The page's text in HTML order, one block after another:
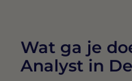
Wat ga je
Analyst in